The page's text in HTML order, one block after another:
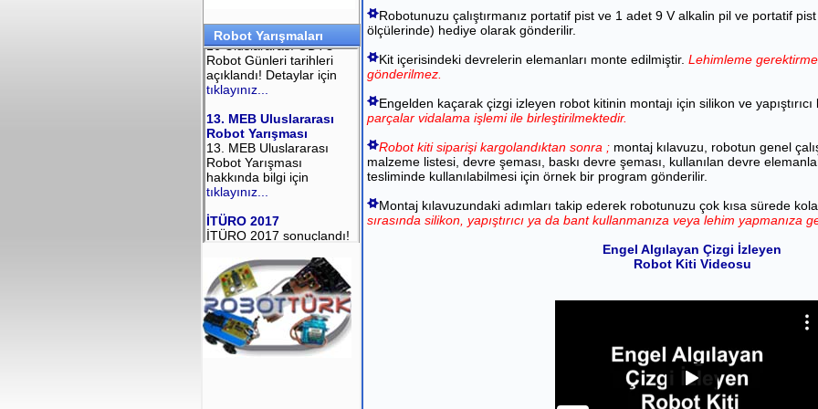
Robot Yarışmaları
Robotunuzu çalıştırmanız portatif pist ve 1 adet 9 V alkalin pil ve portatif
ölçülerinde) hediye olarak gönderilir.
Kit içerisindeki devrelerin elemanları monte edilmiştir. Lehimleme
gönderilmez.
Engelden kaçarak çizgi izleyen robot kitinin montajı için silikon ve
parçalar vidalama işlemi ile birleştirilmektedir.
Robot kiti siparişi kargolandıktan sonra ; montaj kılavuzu, robotun genel
malzeme listesi, devre şeması, baskı devre şeması, kullanılan devre
tesliminde kullanılabilmesi için örnek bir program gönderilir.
Montaj kılavuzundaki adımları takip ederek robotunuzu çok kısa sürede
sırasında silikon, yapıştırıcı ya da bant kullanmanıza veya lehim yapmanıza
Engel Algılayan Çizgi İzleyen
Robot Kiti Videosu